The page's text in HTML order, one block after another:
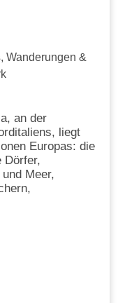
Wanderungen &
an der
liegt
Europas: die
Dörfer,
Meer,